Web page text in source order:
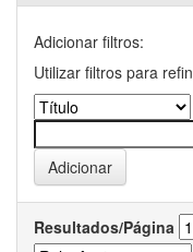
Adicionar filtros:
Utilizar filtros para
Resultados/Página